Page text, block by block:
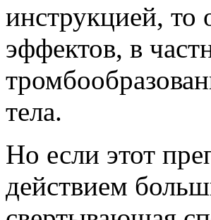
инструкцией, то
эффектов, в
тела.
Но если этот
действием